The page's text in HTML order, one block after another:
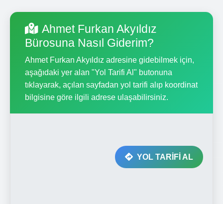
Ahmet Furkan Akyıldız
Bürosuna Nasıl Giderim?
Ahmet Furkan Akyıldız adresine gidebilmek için,
aşağıdaki yer alan "Yol Tarifi Al" butonuna
tıklayarak, açılan sayfadan yol tarifi alıp koordinat
bilgisine göre ilgili adrese ulaşabilirsiniz.
YOL TARİFİ AL